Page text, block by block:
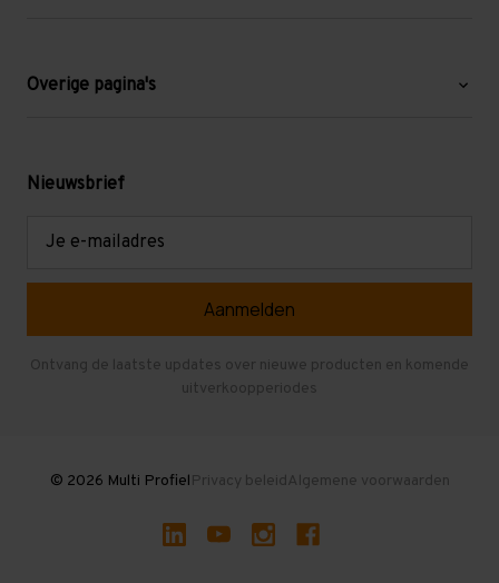
Blog
Levering en afhalen
Overige pagina's
Mezzanine
Gebruikte entresolvloeren
Nieuwsbrief
Ontvang de laatste updates over nieuwe producten en komende
uitverkoopperiodes
© 2026 Multi ProfielPrivacy beleidAlgemene voorwaarden